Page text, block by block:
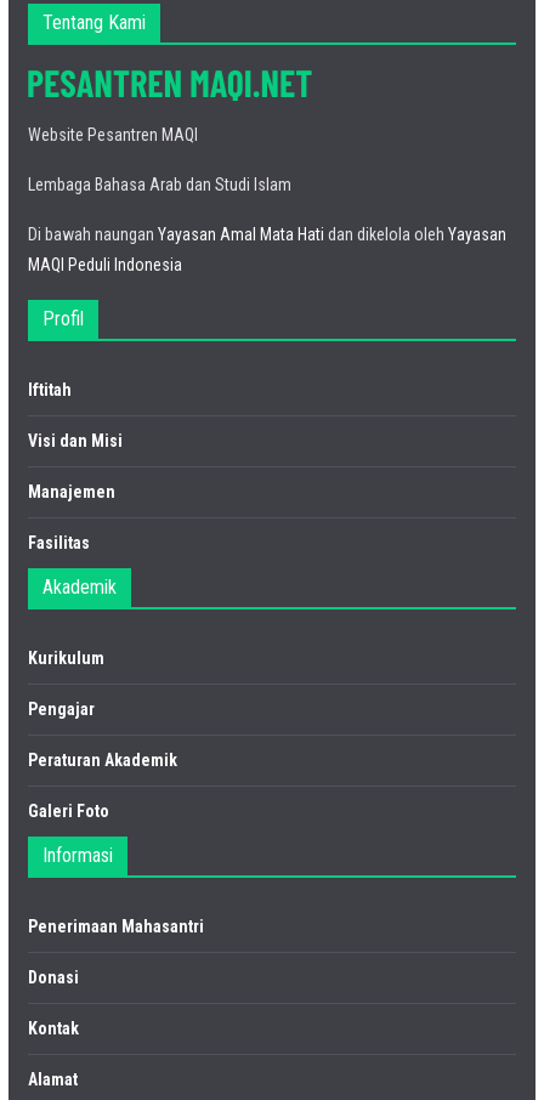
Tentang Kami
Website Pesantren MAQI
Lembaga Bahasa Arab dan Studi Islam
Di bawah naungan Yayasan Amal Mata Hati dan dikelola oleh Yayasan
MAQI Peduli Indonesia
Profil
Iftitah
Visi dan Misi
Manajemen
Fasilitas
Akademik
Kurikulum
Pengajar
Peraturan Akademik
Galeri Foto
Informasi
Penerimaan Mahasantri
Donasi
Kontak
Alamat